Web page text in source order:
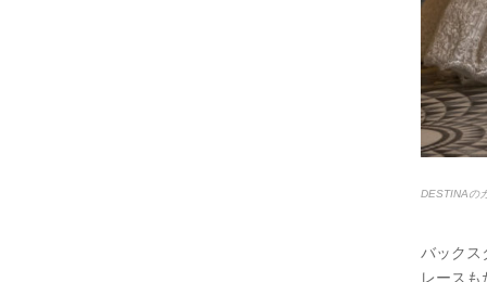
DESTINAの
バックス
レース